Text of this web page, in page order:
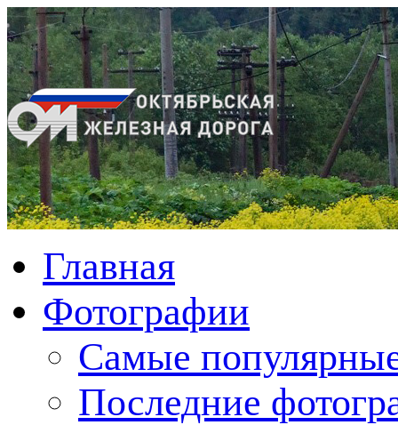
Главная
Фотографии
Cамые
Последние